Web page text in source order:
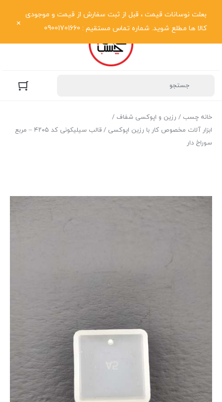
بعلت نوسانات قیمت ، قبل از ثبت سفارش از قیمت و موجودی
کالا ها مطلع شوید. شماره تماس مستقیم : 09001701660
خانه چسب / رزین و اپوکسی شفاف /
ابزار آلات مخصوص کار با رزین اپوکسی
/ قالب سیلیکونی کد ۴۲۰۵ – مربع
سوراخ دار